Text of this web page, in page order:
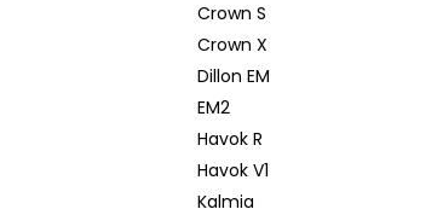
Crown S
Crown X
Dillon EM
EM2
Havok R
Havok V1
Kalmia